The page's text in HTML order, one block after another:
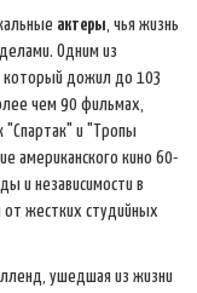
актеры, чья жизнь
Одним из
который дожил до 103
чем 90 фильмах,
"Спартак" и "Тропы
американского кино 60-
и независимости в
от жестких студийных
ушедшая из жизни